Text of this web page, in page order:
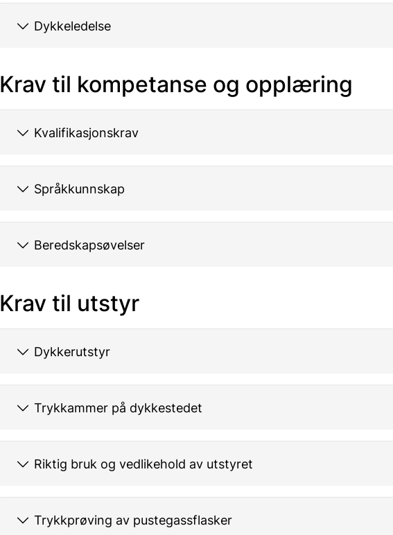
Dykkeledelse
Krav til kompetanse og opplæring
Kvalifikasjonskrav
Språkkunnskap
Beredskapsøvelser
Krav til utstyr
Dykkerutstyr
Trykkammer på dykkestedet
Riktig bruk og vedlikehold av utstyret
Trykkprøving av pustegassflasker